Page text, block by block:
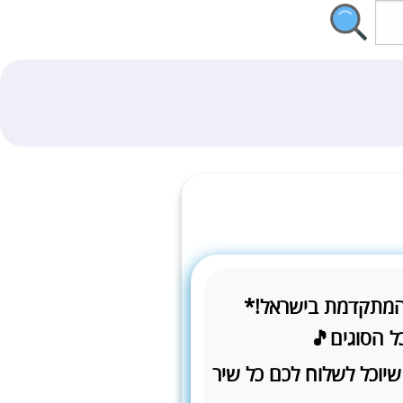
המתקדמת בישראל!*
הסוגים🎵
לשלוח לכם כל שיר